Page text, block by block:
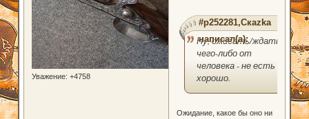
Уважение: +4758
#p252281,Скаzka
написал(а):
Ну, ожидать/ждать
чего-либо от
человека - не есть
хорошо.
Ожидание, какое бы оно ни